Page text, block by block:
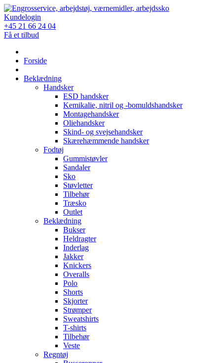
Skip
to
content
Kundelogin
+45 21 66 24 04
Få et tilbud
Forside
Beklædning
Handsker
ESD handsker
Kemikalie, nitril og -bomuldshandsker
Montagehandsker
Oliehandsker
Skind- og svejsehandsker
Skærehæmmende handsker
Fodtøj
Gummistøvler
Sandaler
Sko
Støvletter
Tilbehør
Træsko
Outlet
Beklædning
Bukser
Heldragter
Inderlag
Jakker
Knickers
Overalls
Polo
Shorts
Skjorter
Strømper
Sweatshirts
T-shirts
Tilbehør
Veste
Regntøj